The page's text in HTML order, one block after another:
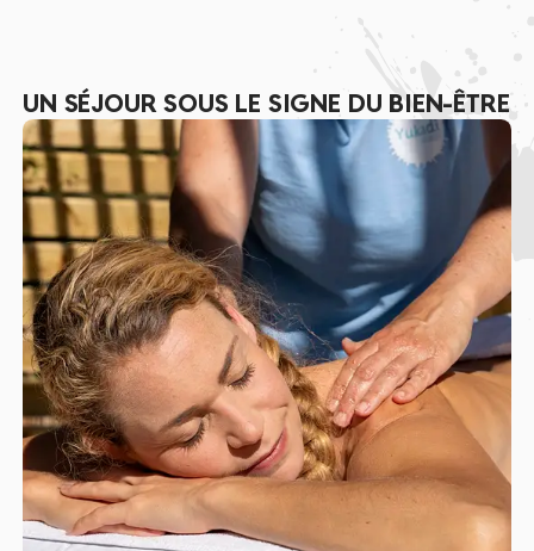
UN SÉJOUR SOUS LE SIGNE DU BIEN-ÊTRE